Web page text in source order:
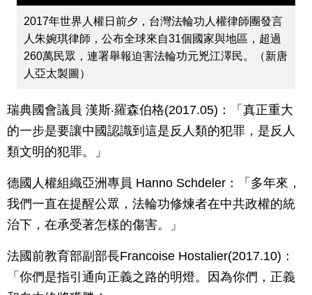
2017年世界人權日前夕，台灣法輪功人權律師團發言
人朱婉琪律師，公布全球來自31個國家與地區，超過
260萬民眾，連署舉報迫害法輪功元兇江澤民。（新唐
人亞太製圖）
瑞典國會議員 漢斯‧羅森伯格(2017.05)：「真正重大
的一步是要讓中國認識到這是反人類的犯罪，是反人
類文明的犯罪。」
德國人權組織亞洲專員 Hanno Schdeler：「多年來，
我們一直在提醒公眾，法輪功修煉者在中共政權的統
治下，在承受著怎樣的傷害。」
法國前教育部副部長Francoise Hostalier(2017.10)：
「你們是指引通向正義之路的明燈。因為你們，正義